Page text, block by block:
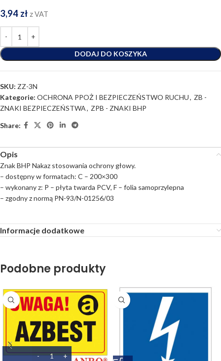
3,94 zł z VAT
DODAJ DO KOSZYKA
SKU: ZZ-3N
Kategorie: OCHRONA PPOŻ I BEZPIECZEŃSTWO RUCHU, ZB -
ZNAKI BEZPIECZEŃSTWA, ZPB - ZNAKI BHP
Share:
Opis
Znak BHP Nakaz stosowania ochrony głowy.
– dostępny w formatach: C – 200×300
– wykonany z: P – płyta twarda PCV, F – folia samoprzylepna
– zgodny z normą PN-93/N-01256/03
Informacje dodatkowe
Podobne produkty